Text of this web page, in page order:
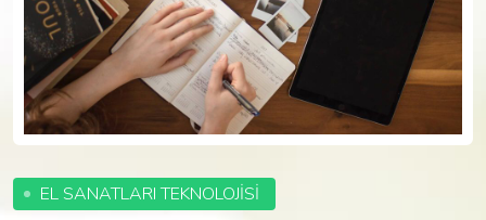
EL SANATLARI TEKNOLOJİSİ